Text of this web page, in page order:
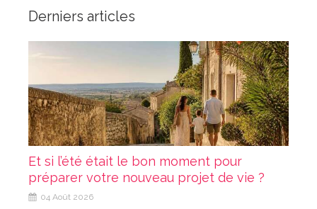
Derniers articles
Et si l’été était le bon moment pour
préparer votre nouveau projet de vie ?
04 Août 2026